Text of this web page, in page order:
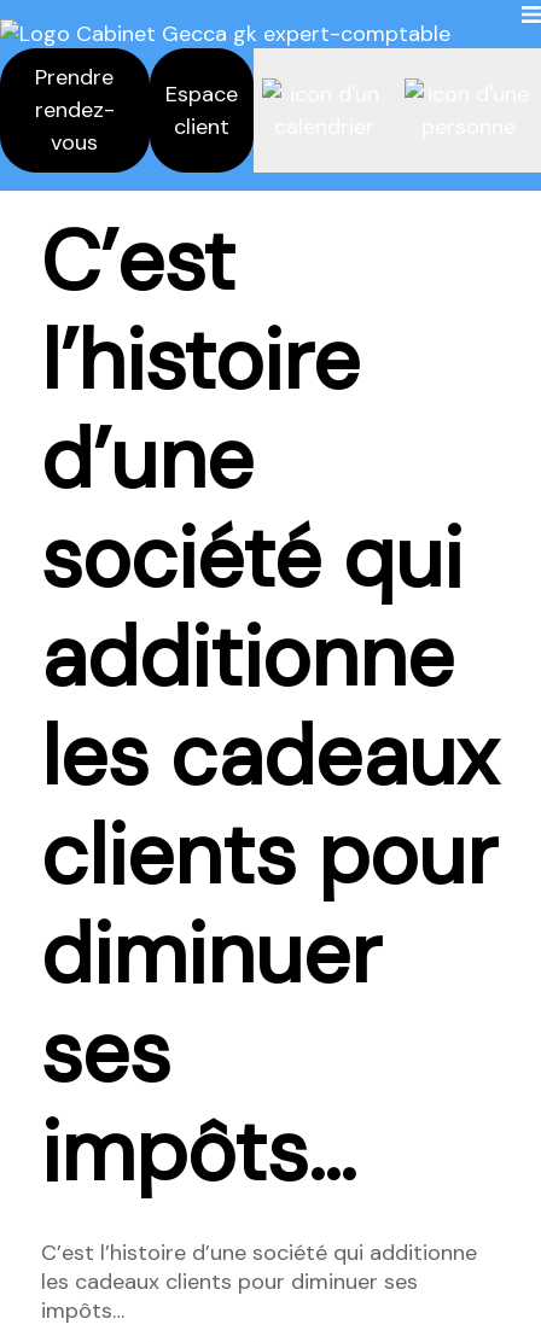
Prendre
rendez-
vous
Espace
client
C’est
l’histoire
d’une
société qui
additionne
les cadeaux
clients pour
diminuer
ses
impôts…
C’est l’histoire d’une société qui additionne
les cadeaux clients pour diminuer ses
impôts…